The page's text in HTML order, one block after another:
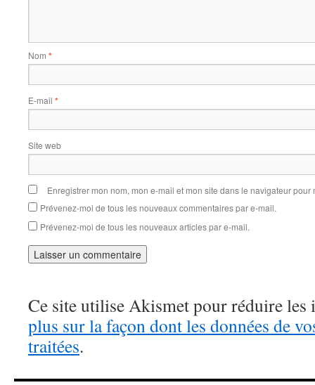
Nom *
E-mail *
Site web
Enregistrer mon nom, mon e-mail et mon site dans le navigateur
Prévenez-moi de tous les nouveaux commentaires par e-mail.
Prévenez-moi de tous les nouveaux articles par e-mail.
Ce site utilise Akismet pour réduire les
plus sur la façon dont les données de
traitées.